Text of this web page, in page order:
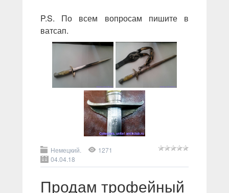
P.S. По всем вопросам пишите в
ватсап.
Немецкий.
1271
04.04.18
Продам трофейный